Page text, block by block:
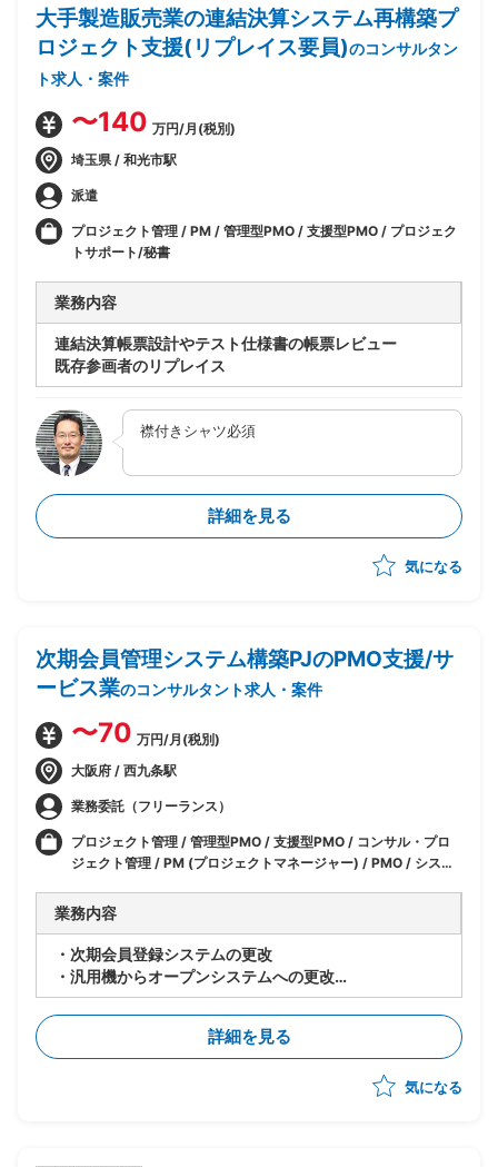
大手製造販売業の連結決算システム再構築プ
ロジェクト支援(リプレイス要員)のコンサルタン
ト求人・案件
〜140 万円/月(税別)
埼玉県 / 和光市駅
派遣
プロジェクト管理 / PM / 管理型PMO / 支援型PMO / プロジェク
トサポート/秘書
業務内容
連結決算帳票設計やテスト仕様書の帳票レビュー
既存参画者のリプレイス
襟付きシャツ必須
詳細を見る
気になる
次期会員管理システム構築PJのPMO支援/サ
ービス業のコンサルタント求人・案件
〜70 万円/月(税別)
大阪府 / 西九条駅
業務委託（フリーランス）
プロジェクト管理 / 管理型PMO / 支援型PMO / コンサル・プロ
ジェクト管理 / PM (プロジェクトマネージャー) / PMO / システ
業務内容
・次期会員登録システムの更改
・汎用機からオープンシステムへの更改
・PMOとして報告資料、計画書作成支援(Excel、
PowerPoint)
・品質管理、進捗管理
・週次進捗EVMSデータ集計、分析
詳細を見る
気になる